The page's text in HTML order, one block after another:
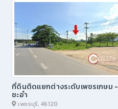
ที่ดินติดแยกต่างระดับเพชรเกษม -
ชะอำ
เพชรบุรี, 46120